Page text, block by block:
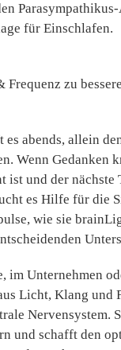
für Einschlafen.
zu
abends, allein
Wenn Gedanken
ist und der nächste
es Hilfe für die
wie sie
im Unternehmen
Licht, Klang und
Nervensystem.
und schafft den